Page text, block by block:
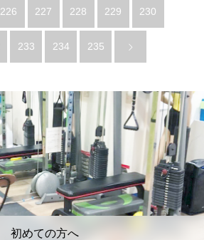
226 227 228 229 230
233 234 235
初めての方へ